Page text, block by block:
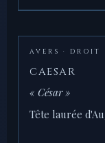
AVERS · DROIT
CAESAR
« César »
Tête laurée